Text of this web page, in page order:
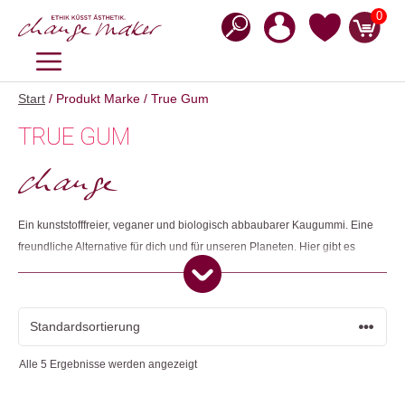
Inhalt
0
MENÜ
Start / Produkt Marke / True Gum
TRUE GUM
Ein kunststofffreier, veganer und biologisch abbaubarer Kaugummi. Eine
freundliche Alternative für dich und für unseren Planeten. Hier gibt es
kein verstecktes Plastik. Stattdessen wird Chicle, ein Saft von
Gummibäumen, verwendet. Der Baumsaft wird von Chicleros, mit Hilfe
einer Technik geerntet, die schon seit Hunderten von Jahren praktiziert
wird. Weil das Verfahren nicht erfordert, Bäume zu fällen, ist Chicle eine
Alle 5 Ergebnisse werden angezeigt